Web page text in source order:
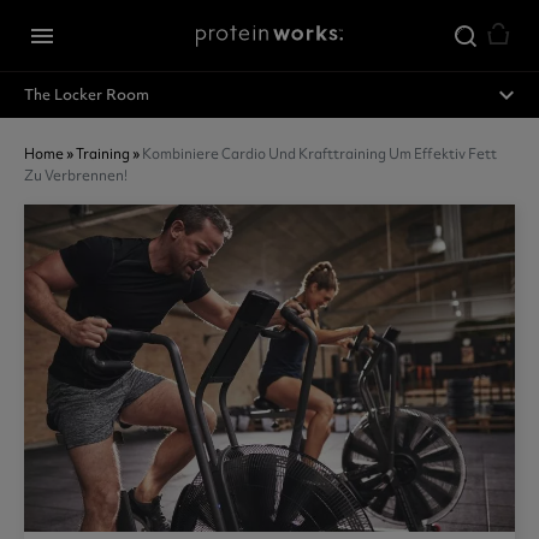
menu
The Locker Room expand_less
Home»Training »Kombiniere Cardio Und Krafttraining Um Effektiv Fett
Zu Verbrennen!